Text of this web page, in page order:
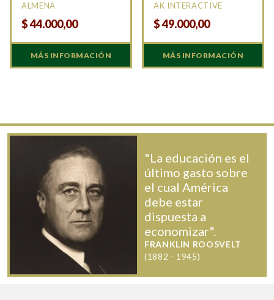
ALMENA
$44.000,00
MÁS INFORMACIÓN
AK INTERACTIVE
$49.000,00
MÁS INFORMACIÓN
"La educación es el
último gasto sobre
el cual América
debe estar
dispuesta a
economizar".
FRANKLIN ROOSVELT
(1882 - 1945)